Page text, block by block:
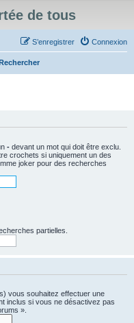
de tous
Connexion
S’enregistrer
- devant un mot qui doit être exclu.
crochets si uniquement un des
joker pour des recherches
partielles.
vous souhaitez effectuer une
inclus si vous ne désactivez pas
».